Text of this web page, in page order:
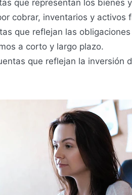
que representan los bienes
cobrar, inventarios y activos
que reflejan las
a corto y largo plazo.
que reflejan la inversión